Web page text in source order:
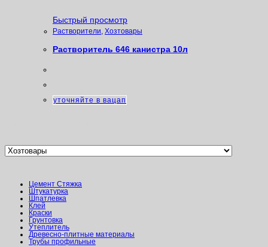
Быстрый просмотр
Растворители, Хозтовары
Растворитель 646 канистра 10л
уточняйте в вацап
Цемент Стяжка
Штукатурка
Шпатлевка
Клей
Краски
Грунтовка
Утеплитель
Древесно-плитные материалы
Трубы профильные